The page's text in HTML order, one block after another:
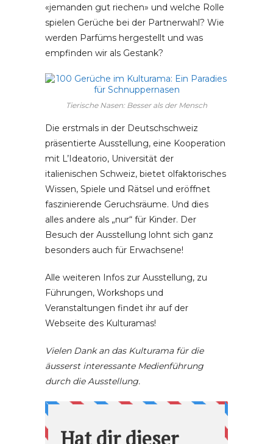
«jemanden gut riechen» und welche Rolle
spielen Gerüche bei der Partnerwahl? Wie
werden Parfüms hergestellt und was
empfinden wir als Gestank?
Tierische Nasen: Besser als der Mensch
Die erstmals in der Deutschschweiz
präsentierte Ausstellung, eine Kooperation
mit L’Ideatorio, Universität der
italienischen Schweiz, bietet olfaktorisches
Wissen, Spiele und Rätsel und eröffnet
faszinierende Geruchsräume. Und dies
alles andere als „nur“ für Kinder. Der
Besuch der Ausstellung lohnt sich ganz
besonders auch für Erwachsene!
Alle weiteren Infos zur Ausstellung, zu
Führungen, Workshops und
Veranstaltungen findet ihr auf der
Webseite des Kulturamas!
Vielen Dank an das Kulturama für die
äusserst interessante Medienführung
durch die Ausstellung.